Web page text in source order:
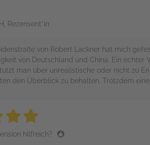
Rezensent*in
von Robert Lackner hat mich
von Deutschland und China. Ein
man über unrealistische oder nicht zu
den Überblick zu behalten. Trotzdem
5 stars
5 stars
hilfreich?